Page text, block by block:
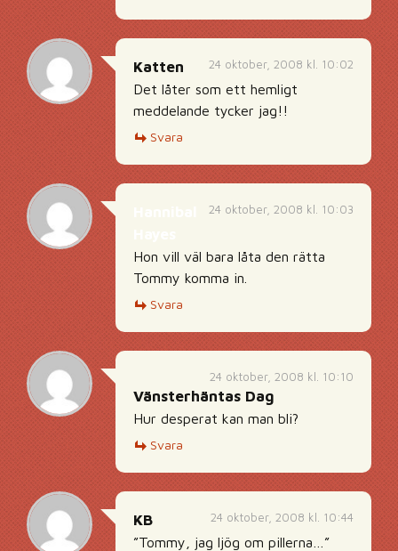
24 oktober, 2008 kl. 10:02
Katten
Det låter som ett hemligt
meddelande tycker jag!!
Svara
24 oktober, 2008 kl. 10:03
Hon vill väl bara låta den rätta
Tommy komma in.
Svara
24 oktober, 2008 kl. 10:10
Vänsterhäntas Dag
Hur desperat kan man bli?
Svara
24 oktober, 2008 kl. 10:44
KB
”Tommy, jag ljög om pillerna…”